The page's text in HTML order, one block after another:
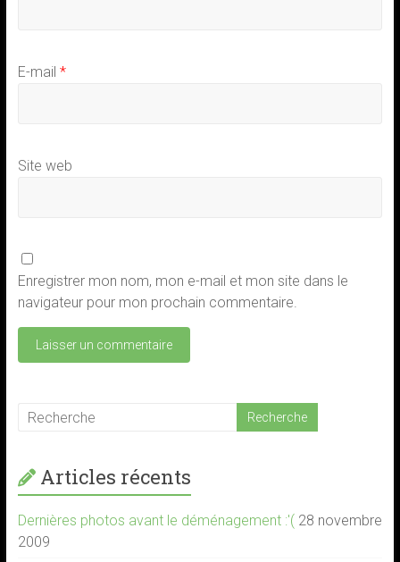
E-mail *
Site web
Enregistrer mon nom, mon e-mail et mon site dans le
navigateur pour mon prochain commentaire.
Articles récents
Dernières photos avant le déménagement :'( 28 novembre
2009